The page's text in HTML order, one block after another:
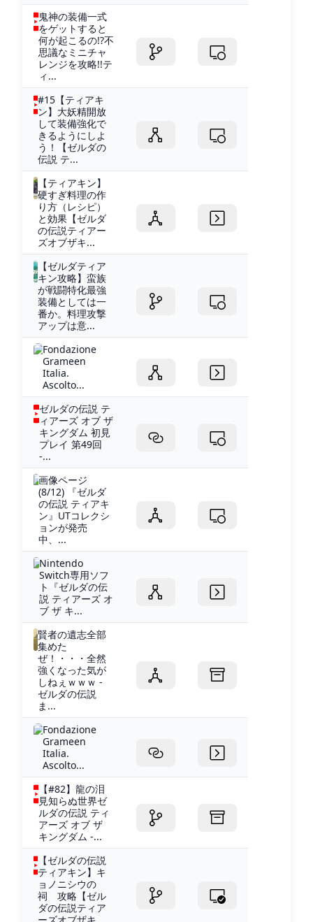
鬼神の装備一式
をゲットすると
何が起こるの!?不
思議なミニチャ
レンジを攻略!!テ
ィ...
#15【ティアキ
ン】大妖精開放
して装備強化で
きるようにしよ
う！【ゼルダの
伝説 テ...
【ティアキン】
硬すぎ料理の作
り方（レシピ）
と効果【ゼルダ
の伝説ティアー
ズオブザキ...
【ゼルダティア
キン攻略】蛮族
が戦闘特化最強
装備としては一
番か。料理攻撃
アップは意...
Fondazione
Grameen
Italia.
Ascolto...
ゼルダの伝説 テ
ィアーズ オブ ザ
キングダム 初見
プレイ 第49回
-...
画像ページ
(8/12) 『ゼルダ
の伝説 ティアキ
ン』UTコレクシ
ョンが発売
中、...
Nintendo
Switch専用ソフ
ト『ゼルダの伝
説 ティアーズ オ
ブ ザ キ...
賢者の遺志全部
集めた
ぜ！・・・全然
強くなった気が
しねぇｗｗｗ -
ゼルダの伝説
ま...
Fondazione
Grameen
Italia.
Ascolto...
【#82】龍の泪
見知らぬ世界ゼ
ルダの伝説 ティ
アーズ オブ ザ
キングダム -...
【ゼルダの伝説
ティアキン】キ
ョノニシウの
祠 攻略【ゼル
ダの伝説ティア